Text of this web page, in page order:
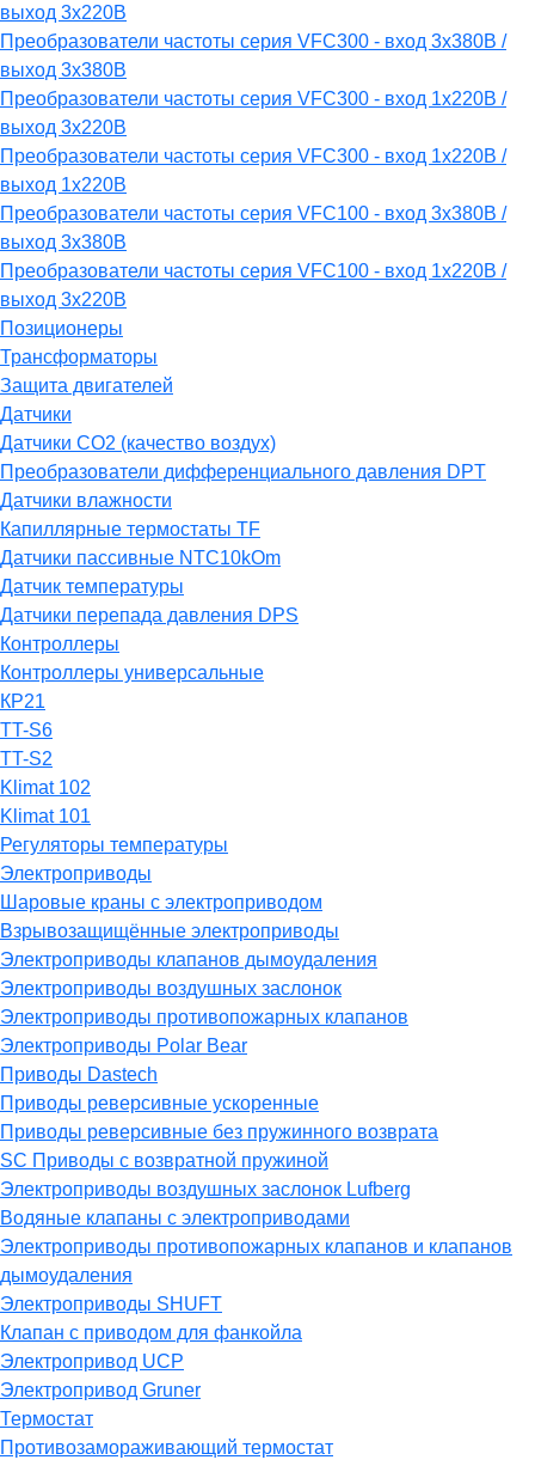
выход 3х220В
Преобразователи частоты серия VFC300 - вход 3х380В /
выход 3х380В
Преобразователи частоты серия VFC300 - вход 1х220В /
выход 3х220В
Преобразователи частоты серия VFC300 - вход 1х220В /
выход 1х220В
Преобразователи частоты серия VFC100 - вход 3х380В /
выход 3х380В
Преобразователи частоты серия VFC100 - вход 1х220В /
выход 3х220В
Позиционеры
Трансформаторы
Защита двигателей
Датчики
Датчики СО2 (качество воздух)
Преобразователи дифференциального давления DPT
Датчики влажности
Капиллярные термостаты TF
Датчики пассивные NTC10kOm
Датчик температуры
Датчики перепада давления DPS
Контроллеры
Контроллеры универсальные
КР21
TT-S6
TT-S2
Klimat 102
Klimat 101
Регуляторы температуры
Электроприводы
Шаровые краны с электроприводом
Взрывозащищённые электроприводы
Электроприводы клапанов дымоудаления
Электроприводы воздушных заслонок
Электроприводы противопожарных клапанов
Электроприводы Polar Bear
Приводы Dastech
Приводы реверсивные ускоренные
Приводы реверсивные без пружинного возврата
SC Приводы с возвратной пружиной
Электроприводы воздушных заслонок Lufberg
Водяные клапаны с электроприводами
Электроприводы противопожарных клапанов и клапанов
дымоудаления
Электроприводы SHUFT
Клапан с приводом для фанкойла
Электропривод UCP
Электропривод Gruner
Термостат
Противозамораживающий термостат